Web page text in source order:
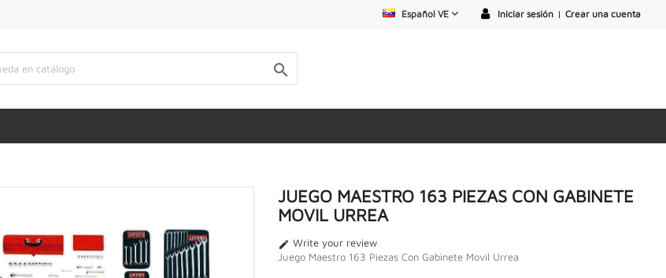
Iniciar sesión | Crear una cuenta
Español VE

JUEGO MAESTRO 163 PIEZAS CON GABINETE
MOVIL URREA
 Write your review
Juego Maestro 163 Piezas Con Gabinete Movil Urrea